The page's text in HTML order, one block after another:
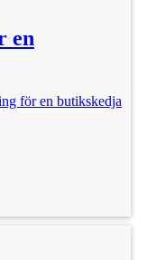
en
för en butikskedja